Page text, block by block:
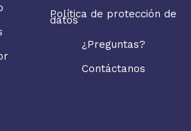
Política de protección de
datos
¿Preguntas?
Contáctanos